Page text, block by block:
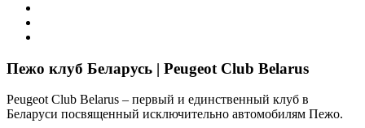
Пежо клуб Беларусь | Peugeot Club Belarus
Peugeot Club Belarus – первый и единственный клуб в
Беларуси посвященный исключительно автомобилям Пежо.